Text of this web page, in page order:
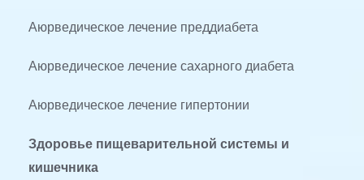
Аюрведическое лечение преддиабета
Аюрведическое лечение сахарного диабета
Аюрведическое лечение гипертонии
Здоровье пищеварительной системы и
кишечника